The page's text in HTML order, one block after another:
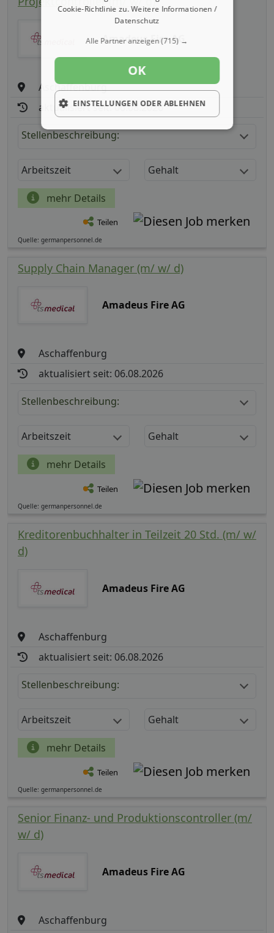
Amadeus Fire AG
Aschaffenburg
aktualisiert seit: 06.08.2026
Stellenbeschreibung:
Arbeitszeit Gehalt
mehr Details
Teilen
Quelle: germanpersonnel.de
Supply Chain Manager (m/ w/ d)
Amadeus Fire AG
Aschaffenburg
aktualisiert seit: 06.08.2026
Stellenbeschreibung:
Arbeitszeit Gehalt
mehr Details
Teilen
Quelle: germanpersonnel.de
Kreditorenbuchhalter in Teilzeit 20 Std. (m/ w/
d)
Amadeus Fire AG
Aschaffenburg
aktualisiert seit: 06.08.2026
Stellenbeschreibung:
Arbeitszeit Gehalt
mehr Details
Teilen
Quelle: germanpersonnel.de
Senior Finanz- und Produktionscontroller (m/
w/ d)
Amadeus Fire AG
Aschaffenburg
Cookie-Richtlinie zu.Weitere Informationen /
Datenschutz
Alle Partner anzeigen(715) →
OK
EINSTELLUNGEN ODER ABLEHNEN